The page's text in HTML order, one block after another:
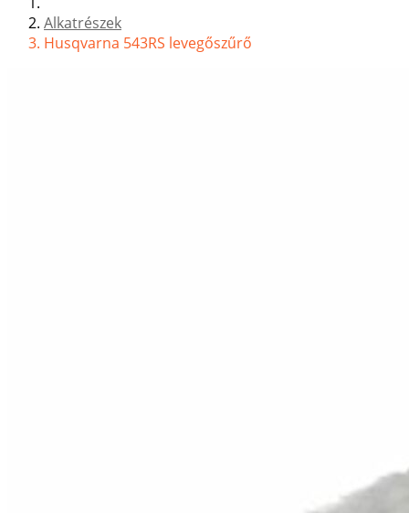
Alkatrészek
Husqvarna 543RS levegőszűrő